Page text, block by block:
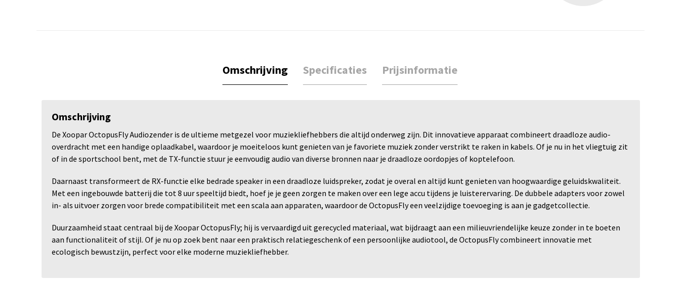
Omschrijving Specificaties Prijsinformatie
Omschrijving
De Xoopar OctopusFly Audiozender is de ultieme metgezel voor muziekliefhebbers die altijd onderweg zijn. Dit innovatieve apparaat combineert draadloze audio-
overdracht met een handige oplaadkabel, waardoor je moeiteloos kunt genieten van je favoriete muziek zonder verstrikt te raken in kabels. Of je nu in het vliegtuig zit
of in de sportschool bent, met de TX-functie stuur je eenvoudig audio van diverse bronnen naar je draadloze oordopjes of koptelefoon.
Daarnaast transformeert de RX-functie elke bedrade speaker in een draadloze luidspreker, zodat je overal en altijd kunt genieten van hoogwaardige geluidskwaliteit.
Met een ingebouwde batterij die tot 8 uur speeltijd biedt, hoef je je geen zorgen te maken over een lege accu tijdens je luisterervaring. De dubbele adapters voor zowel
in- als uitvoer zorgen voor brede compatibiliteit met een scala aan apparaten, waardoor de OctopusFly een veelzijdige toevoeging is aan je gadgetcollectie.
Duurzaamheid staat centraal bij de Xoopar OctopusFly; hij is vervaardigd uit gerecycled materiaal, wat bijdraagt aan een milieuvriendelijke keuze zonder in te boeten
aan functionaliteit of stijl. Of je nu op zoek bent naar een praktisch relatiegeschenk of een persoonlijke audiotool, de OctopusFly combineert innovatie met
ecologisch bewustzijn, perfect voor elke moderne muziekliefhebber.